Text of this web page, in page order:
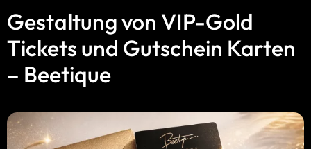
Gestaltung von VIP-Gold
Tickets und Gutschein Karten
– Beetique